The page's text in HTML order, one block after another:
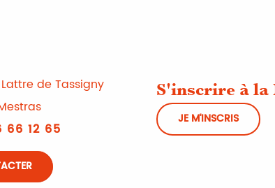
de Tassigny
12 65
S'inscrire à la
JE M'INSCRIS